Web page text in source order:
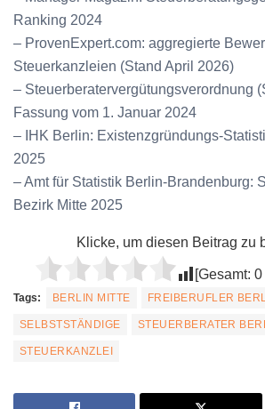
Ranking 2024
– ProvenExpert.com: aggregierte
Steuerkanzleien (Stand April 2026)
– Steuerberatervergütungsverordnung
Fassung vom 1. Januar 2024
– IHK Berlin: Existenzgründungs-
2025
– Amt für Statistik Berlin-Brandenburg:
Bezirk Mitte 2025
Klicke, um diesen Beitrag zu
[Gesamt: 0
Tags: BERLIN MITTE FREIBERUFLER
SELBSTSTÄNDIGE STEUERBERATER
STEUERKANZLEI